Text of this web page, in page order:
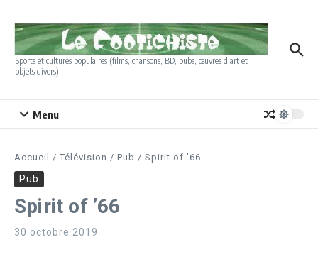
Sports et cultures populaires (films, chansons, BD, pubs, œuvres d'art et
objets divers)
Menu
Accueil / Télévision / Pub / Spirit of ’66
Pub
Spirit of ’66
30 octobre 2019